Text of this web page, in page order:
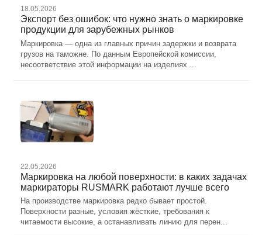
18.05.2026
Экспорт без ошибок: что нужно знать о маркировке
продукции для зарубежных рынков
Маркировка — одна из главных причин задержки и возврата
грузов на таможне. По данным Европейской комиссии,
несоответствие этой информации на изделиях ...
22.05.2026
Маркировка на любой поверхности: в каких задачах
маркираторы RUSMARK работают лучше всего
На производстве маркировка редко бывает простой.
Поверхности разные, условия жёсткие, требования к
читаемости высокие, а останавливать линию для перен...